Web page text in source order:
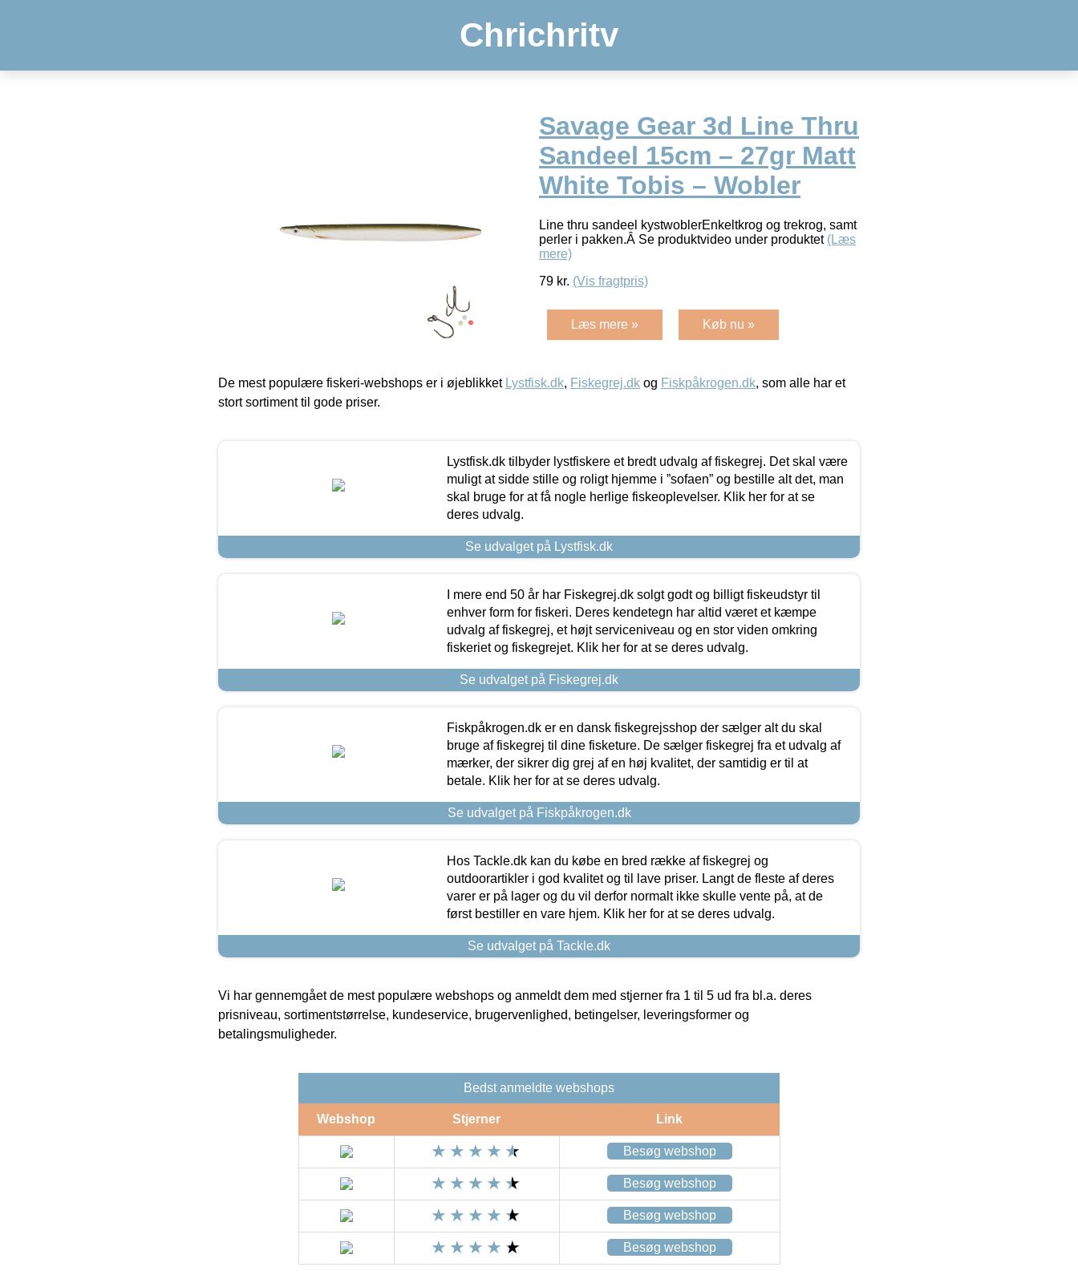
Chrichritv
Savage Gear 3d Line Thru
Sandeel 15cm – 27gr Matt
White Tobis – Wobler
Line thru sandeel kystwoblerEnkeltkrog og trekrog, samt
perler i pakken.Â Se produktvideo under produktet (Læs
mere)
79 kr. (Vis fragtpris)
Læs mere » Køb nu »
De mest populære fiskeri-webshops er i øjeblikket Lystfisk.dk, Fiskegrej.dk og Fiskpåkrogen.dk, som alle har et
stort sortiment til gode priser.
Lystfisk.dk tilbyder lystfiskere et bredt udvalg af fiskegrej. Det skal være
muligt at sidde stille og roligt hjemme i ”sofaen” og bestille alt det, man
skal bruge for at få nogle herlige fiskeoplevelser. Klik her for at se
deres udvalg.
Se udvalget på Lystfisk.dk
I mere end 50 år har Fiskegrej.dk solgt godt og billigt fiskeudstyr til
enhver form for fiskeri. Deres kendetegn har altid været et kæmpe
udvalg af fiskegrej, et højt serviceniveau og en stor viden omkring
fiskeriet og fiskegrejet. Klik her for at se deres udvalg.
Se udvalget på Fiskegrej.dk
Fiskpåkrogen.dk er en dansk fiskegrejsshop der sælger alt du skal
bruge af fiskegrej til dine fisketure. De sælger fiskegrej fra et udvalg af
mærker, der sikrer dig grej af en høj kvalitet, der samtidig er til at
betale. Klik her for at se deres udvalg.
Se udvalget på Fiskpåkrogen.dk
Hos Tackle.dk kan du købe en bred række af fiskegrej og
outdoorartikler i god kvalitet og til lave priser. Langt de fleste af deres
varer er på lager og du vil derfor normalt ikke skulle vente på, at de
først bestiller en vare hjem. Klik her for at se deres udvalg.
Se udvalget på Tackle.dk
Vi har gennemgået de mest populære webshops og anmeldt dem med stjerner fra 1 til 5 ud fra bl.a. deres
prisniveau, sortimentstørrelse, kundeservice, brugervenlighed, betingelser, leveringsformer og
betalingsmuligheder.
Bedst anmeldte webshops
Webshop Stjerner Link
Besøg webshop
Besøg webshop
Besøg webshop
Besøg webshop